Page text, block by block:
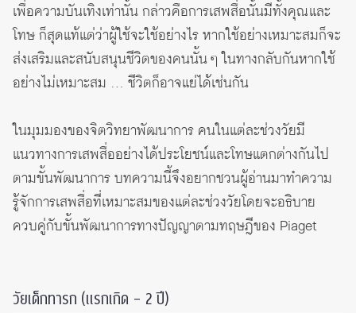
เพื่อความบันเทิงเท่านั้น กล่าวคือการเสพสื่อนั้นมีทั้งคุณและ
โทษ ก็สุดแท้แต่ว่าผู้ใช้จะใช้อย่างไร หากใช้อย่างเหมาะสมก็จะ
ส่งเสริมและสนับสนุนชีวิตของคนนั้น ๆ ในทางกลับกันหากใช้
อย่างไม่เหมาะสม … ชีวิตก็อาจแย่ได้เช่นกัน
ในมุมมองของจิตวิทยาพัฒนาการ คนในแต่ละช่วงวัยมี
แนวทางการเสพสื่ออย่างได้ประโยชน์และโทษแตกต่างกันไป
ตามขั้นพัฒนาการ บทความนี้จึงอยากชวนผู้อ่านมาทำความ
รู้จักการเสพสื่อที่เหมาะสมของแต่ละช่วงวัยโดยจะอธิบาย
ควบคู่กับขั้นพัฒนาการทางปัญญาตามทฤษฎีของ Piaget
วัยเด็กทารก (แรกเกิด – 2 ปี)